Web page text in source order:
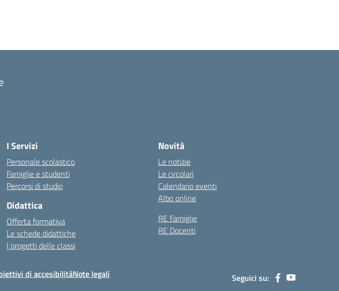
I Servizi
Personale scolastico
Famiglie e studenti
Percorsi di studio
Didattica
Offerta formativa
Le schede didattiche
I progetti delle classi
Novità
Le notizie
Le circolari
Calendario eventi
Albo online
RE Famiglie
RE Docenti
di accesibilitàNote legali Seguici su: